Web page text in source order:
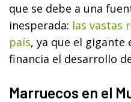
que se debe a una
inesperada: las vastas
país, ya que el
financia el desarrollo
Marruecos en el